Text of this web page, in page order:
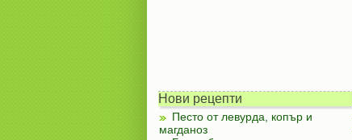
Нови рецепти
Песто от левурда, копър и
магданоз